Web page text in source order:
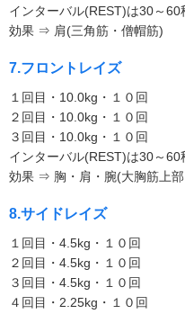
インターバル(REST)は30～60
効果 ⇒ 肩(三角筋・僧帽筋)
7.フロントレイズ
１回目・10.0kg・１０回
２回目・10.0kg・１０回
３回目・10.0kg・１０回
インターバル(REST)は30～60
効果 ⇒ 胸・肩・腕(大胸筋上
8.サイドレイズ
１回目・4.5kg・１０回
２回目・4.5kg・１０回
３回目・4.5kg・１０回
４回目・2.25kg・１０回